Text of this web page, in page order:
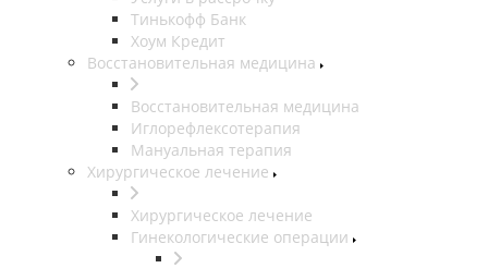
Тинькофф Банк
Хоум Кредит
Восстановительная медицина
Восстановительная медицина
Иглорефлексотерапия
Мануальная терапия
Хирургическое лечение
Хирургическое лечение
Гинекологические операции